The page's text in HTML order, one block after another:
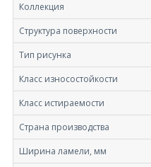
Коллекция
Структура поверхности
Тип рисунка
Класс износостойкости
Класс истираемости
Страна производства
Ширина ламели, мм